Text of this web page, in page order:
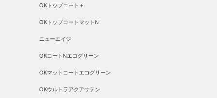
OKトップコート＋
OKトップコートマットN
ニューエイジ
OKコートNエコグリーン
OKマットコートエコグリーン
OKウルトラアクアサテン